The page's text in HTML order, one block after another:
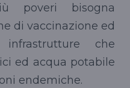
poveri bisogna
di vaccinazione ed
che
ed acqua potabile
endemiche.